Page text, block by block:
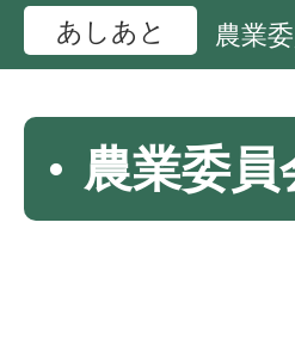
あしあと
農業
農業委員